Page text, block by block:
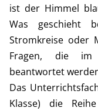
ist der Himmel
Was geschieht
Stromkreise oder
Fragen, die im
beantwortet
Das
Klasse) die